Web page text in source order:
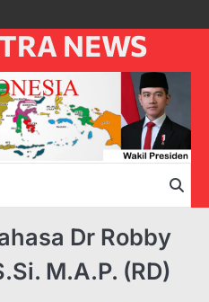
NEWS
Dr Robby
M.A.P. (RD)